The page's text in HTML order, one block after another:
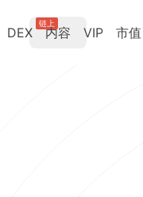
DEX
链上
内容 VIP 市值